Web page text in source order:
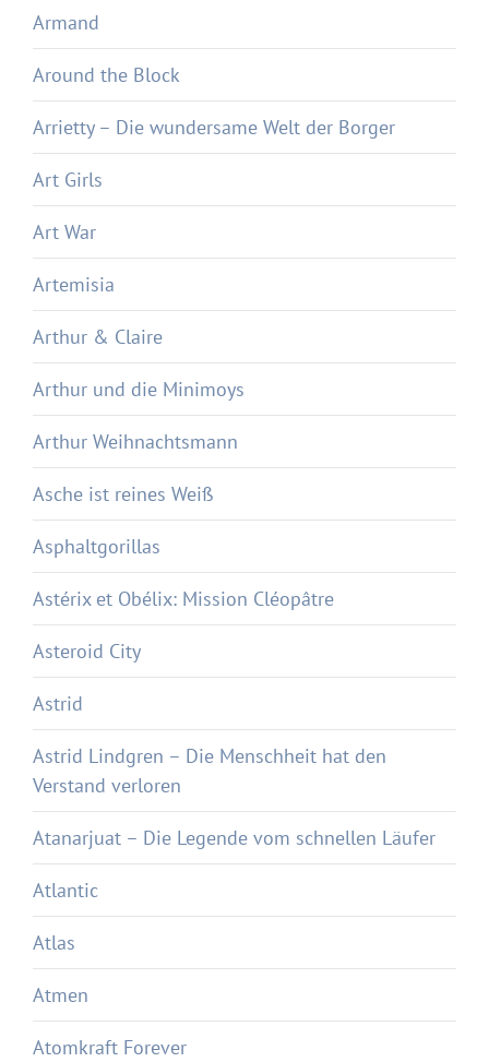
Armand
Around the Block
Arrietty – Die wundersame Welt der Borger
Art Girls
Art War
Artemisia
Arthur & Claire
Arthur und die Minimoys
Arthur Weihnachtsmann
Asche ist reines Weiß
Asphaltgorillas
Astérix et Obélix: Mission Cléopâtre
Asteroid City
Astrid
Astrid Lindgren – Die Menschheit hat den
Verstand verloren
Atanarjuat – Die Legende vom schnellen Läufer
Atlantic
Atlas
Atmen
Atomkraft Forever